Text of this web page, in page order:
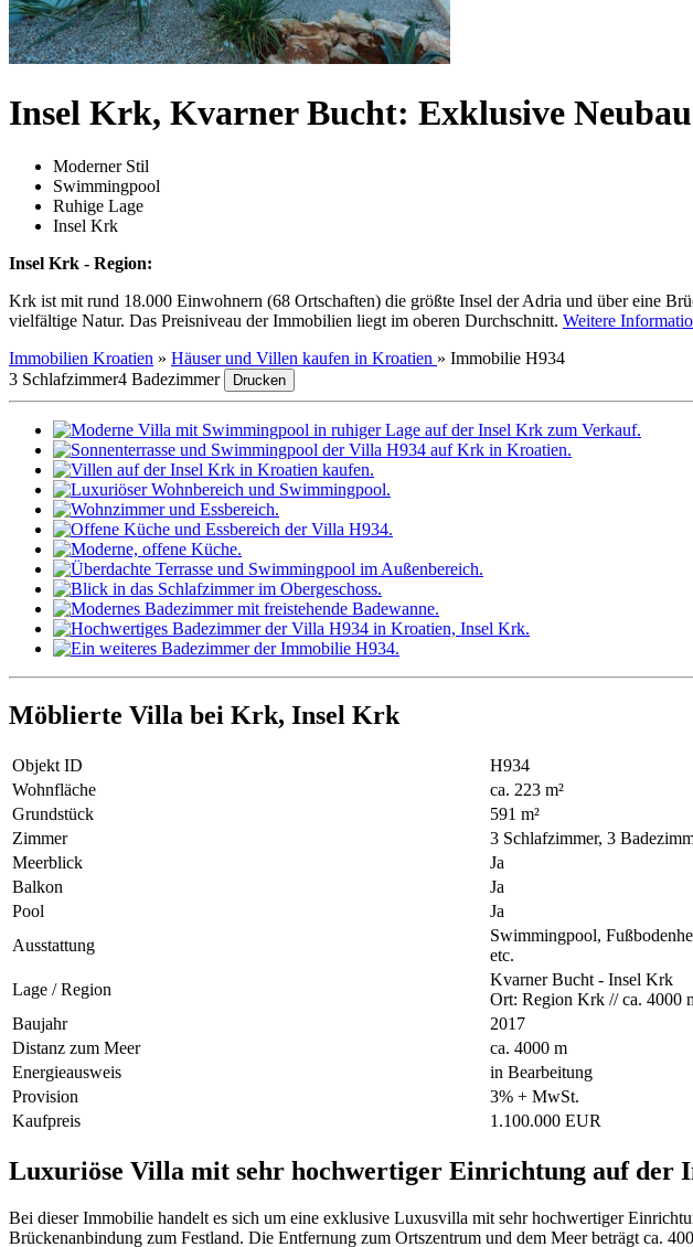
Insel Krk, Kvarner Bucht: Exklusive
Moderner Stil
Swimmingpool
Ruhige Lage
Insel Krk
Insel Krk - Region:
Krk ist mit rund 18.000 Einwohnern (68 Ortschaften) die größte Insel der Adria und über eine
vielfältige Natur. Das Preisniveau der Immobilien liegt im oberen Durchschnitt. Weitere
Immobilien Kroatien » Häuser und Villen kaufen in Kroatien » Immobilie H934
3 Schlafzimmer4 Badezimmer Drucken
Möblierte Villa bei Krk, Insel Krk
Objekt ID
H934
Wohnfläche
ca. 223 m²
Grundstück
591 m²
Zimmer
3 Schlafzimmer, 3
Meerblick
Ja
Balkon
Ja
Pool
Ja
Ausstattung
Swimmingpool,
etc.
Lage / Region
Kvarner Bucht - Insel Krk
Ort: Region Krk // ca. 4000
Baujahr
2017
Distanz zum Meer
ca. 4000 m
Energieausweis
in Bearbeitung
Provision
3% + MwSt.
Kaufpreis
1.100.000 EUR
Luxuriöse Villa mit sehr hochwertiger Einrichtung auf der
Bei dieser Immobilie handelt es sich um eine exklusive Luxusvilla mit sehr hochwertiger
Brückenanbindung zum Festland. Die Entfernung zum Ortszentrum und dem Meer beträgt ca.